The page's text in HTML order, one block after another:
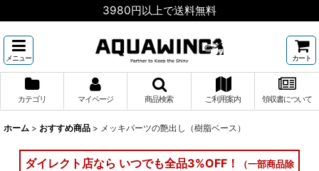
3980円以上で送料無料
メニュー カート
カテゴリ マイページ 商品検索 ご利用案内 領収書について
ホーム > おすすめ商品 > メッキパーツの艶出し（樹脂ベース）
ダイレクト店なら いつでも全品3%OFF！
（一部商品除